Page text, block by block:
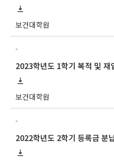
보건대학원
-
2023학년도 1학기 복적 및 재
보건대학원
-